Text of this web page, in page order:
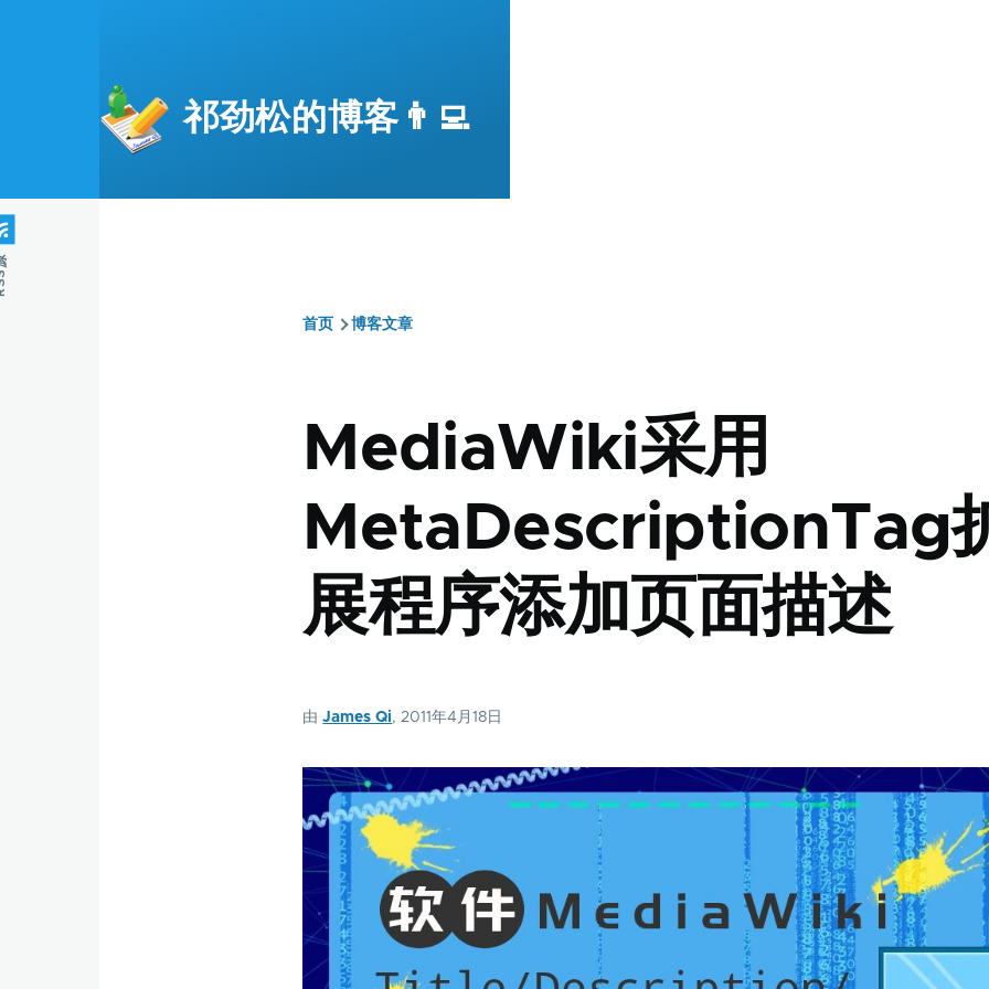
祁劲松的博客👨‍💻
屑
首页 博客文章
MediaWiki采用
MetaDescriptionTag
展程序添加页面描述
由James Qi, 2011年4月18日